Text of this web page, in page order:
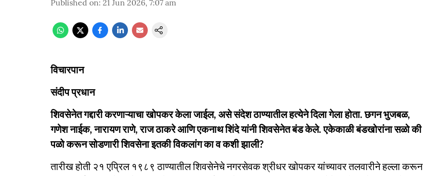
Published on: 21 Jun 2026, 7:07 am
विचारपान
संदीप प्रधान
शिवसेनेत गद्दारी करणाऱ्याचा खोपकर केला जाईल, असे संदेश ठाण्यातील हत्येने दिला गेला होता. छगन भुजबळ,
गणेश नाईक, नारायण राणे, राज ठाकरे आणि एकनाथ शिंदे यांनी शिवसेनेत बंड केले. एकेकाळी बंडखोरांना सळो की
पळो करून सोडणारी शिवसेना इतकी विकलांग का व कशी झाली?
तारीख होती २१ एप्रिल १९८९ ठाण्यातील शिवसेनेचे नगरसेवक श्रीधर खोपकर यांच्यावर तलवारीने हल्ला करून